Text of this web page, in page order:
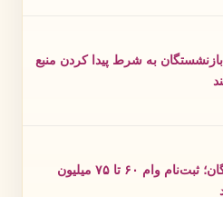
به شرط پیدا کردن منبع
خبر داغ از وام بازنشستگان؛ ثبت‌نام وام ۶۰ تا ۷۵ میلیون